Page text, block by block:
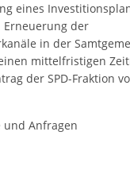
eines
Erneuerung der
in der
mittelfristigen
der SPD-Fraktion
und Anfragen